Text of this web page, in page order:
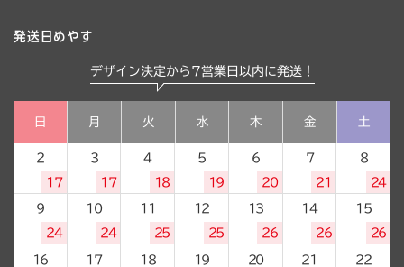
発送日めやす
デザイン決定から7営業日以内に発送！
日 月 火 水 木 金 土
2
17
3
17
4
18
5
19
6
20
7
21
8
24
9
24
10
24
11
25
12
25
13
26
14
26
15
26
16
17
18
19
20
21
22